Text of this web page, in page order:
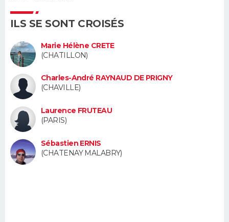
ILS SE SONT CROISÉS
Marie Hélène CRETE
(CHATILLON)
Charles-André RAYNAUD DE PRIGNY
(CHAVILLE)
Laurence FRUTEAU
(PARIS)
Sébastien ERNIS
(CHATENAY MALABRY)